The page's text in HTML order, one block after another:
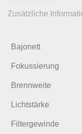
Zusätzliche
Bajonett
Fokussierung
Brennweite
Lichtstärke
Filtergewinde